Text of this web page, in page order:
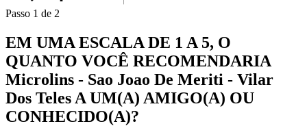
Passo 1 de 2
EM UMA ESCALA DE 1 A 5, O
QUANTO VOCÊ RECOMENDARIA
Microlins - Sao Joao De Meriti - Vilar
Dos Teles A UM(A) AMIGO(A) OU
CONHECIDO(A)?